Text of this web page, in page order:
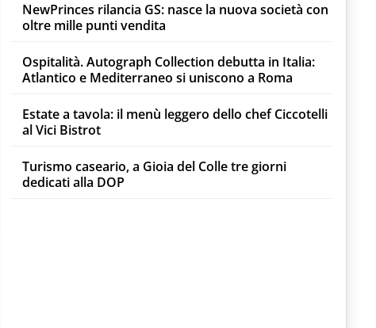
NewPrinces rilancia GS: nasce la nuova società con
oltre mille punti vendita
Ospitalità. Autograph Collection debutta in Italia:
Atlantico e Mediterraneo si uniscono a Roma
Estate a tavola: il menù leggero dello chef Ciccotelli
al Vici Bistrot
Turismo caseario, a Gioia del Colle tre giorni
dedicati alla DOP